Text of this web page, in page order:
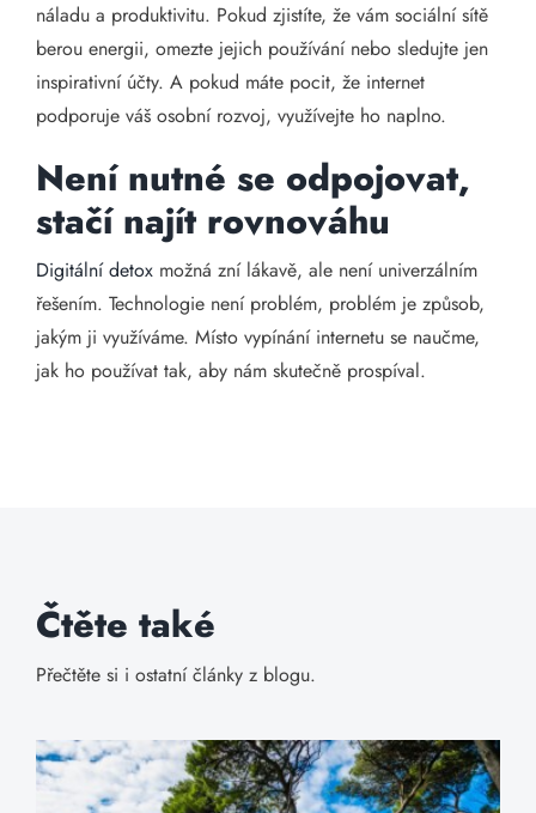
náladu a produktivitu. Pokud zjistíte, že vám sociální sítě
berou energii, omezte jejich používání nebo sledujte jen
inspirativní účty. A pokud máte pocit, že internet
podporuje váš osobní rozvoj, využívejte ho naplno.
Není nutné se odpojovat,
stačí najít rovnováhu
Digitální detox možná zní lákavě, ale není univerzálním
řešením. Technologie není problém, problém je způsob,
jakým ji využíváme. Místo vypínání internetu se naučme,
jak ho používat tak, aby nám skutečně prospíval.
Čtěte také
Přečtěte si i ostatní články z blogu.